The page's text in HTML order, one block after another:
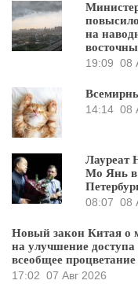
на
19:09 08
14:14 08
Лауреат
Мо Янь в
08:07 08
Новый закон Китая о
на улучшение
всеобщее процветание
17:02 07 Авг 2026